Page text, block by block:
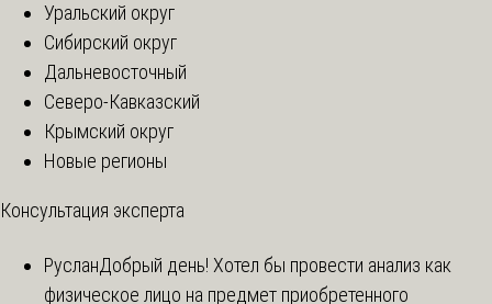
Уральский округ
Сибирский округ
Дальневосточный
Северо-Кавказский
Крымский округ
Новые регионы
Консультация эксперта
РусланДобрый день! Хотел бы провести анализ как
физическое лицо на предмет приобретенного